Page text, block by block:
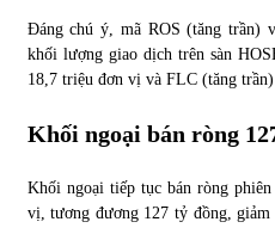
Đáng chú ý, mã ROS (tăng trần)
khối lượng giao dịch trên sàn
18,7 triệu đơn vị và FLC (tăng
Khối ngoại bán ròng
Khối ngoại tiếp tục bán ròng
vị, tương đương 127 tỷ đồng,